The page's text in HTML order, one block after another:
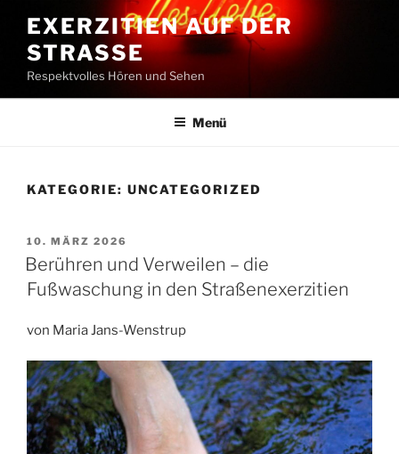
Inhalt
springen
EXERZITIEN AUF DER
STRASSE
Respektvolles Hören und Sehen
Menü
KATEGORIE: UNCATEGORIZED
VERÖFFENTLICHT
AM
10. MÄRZ 2026
Berühren und Verweilen – die
Fußwaschung in den Straßenexerzitien
von Maria Jans-Wenstrup